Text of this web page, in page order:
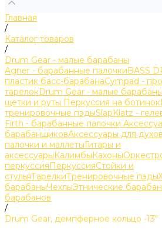
Главная
/
Каталог товаров
/
Drum Gear - малые барабаны
Agner - барабанные палочкиBASS
пластик басс-барабанаCympad -
тарелокDrum Gear - малые барабаны
щетки и руты Перкуссия на ботинок
тренировочные пэдыSlapKlatz -
Firth - барабанные палочки
барабанщиковАксессуары для
палочки и маллетыГитары и
аксессуарыКалимбыКахоны
перкуссияПеркуссияСтойки и
стульяТарелкиТренировочные пэды
барабаныЧехлыЭтнические
барабанов
/
Drum Gear, демпферное кольцо -13"